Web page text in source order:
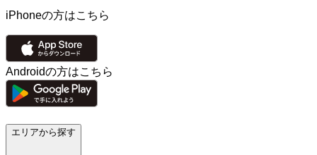
iPhoneの方はこちら
Androidの方はこちら
エリアから探す